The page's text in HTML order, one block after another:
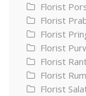
Florist
Florist
Florist
Florist
Florist
Florist
Florist